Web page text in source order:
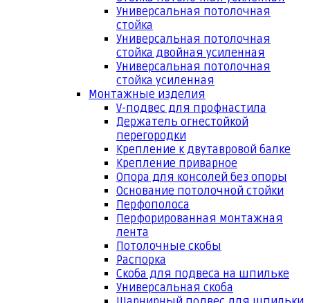
Универсальная потолочная
стойка
Универсальная потолочная
стойка двойная усиленная
Универсальная потолочная
стойка усиленная
Монтажные изделия
V-подвес для профнастила
Держатель огнестойкой
перегородки
Крепление к двутавровой балке
Крепление приварное
Опора для консолей без опоры
Основание потолочной стойки
Перфополоса
Перфорированная монтажная
лента
Потолочные скобы
Распорка
Скоба для подвеса на шпильке
Универсальная скоба